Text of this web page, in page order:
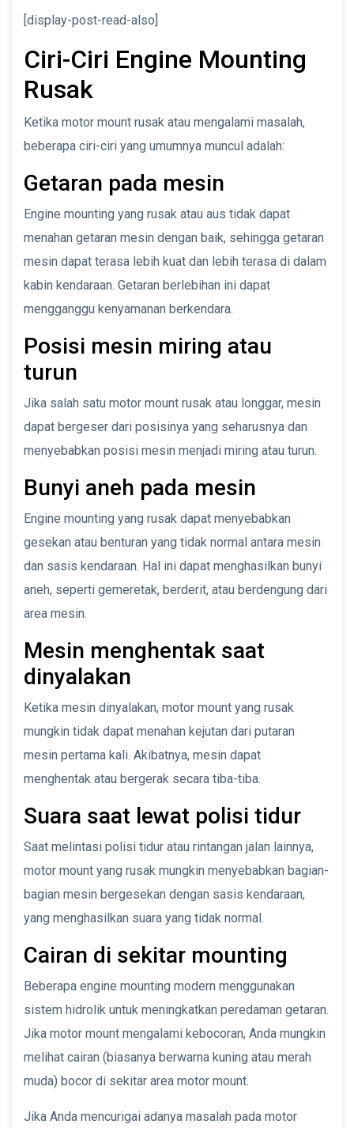
[display-post-read-also]
Ciri-Ciri Engine Mounting
Rusak
Ketika motor mount rusak atau mengalami masalah,
beberapa ciri-ciri yang umumnya muncul adalah:
Getaran pada mesin
Engine mounting yang rusak atau aus tidak dapat
menahan getaran mesin dengan baik, sehingga getaran
mesin dapat terasa lebih kuat dan lebih terasa di dalam
kabin kendaraan. Getaran berlebihan ini dapat
mengganggu kenyamanan berkendara.
Posisi mesin miring atau
turun
Jika salah satu motor mount rusak atau longgar, mesin
dapat bergeser dari posisinya yang seharusnya dan
menyebabkan posisi mesin menjadi miring atau turun.
Bunyi aneh pada mesin
Engine mounting yang rusak dapat menyebabkan
gesekan atau benturan yang tidak normal antara mesin
dan sasis kendaraan. Hal ini dapat menghasilkan bunyi
aneh, seperti gemeretak, berderit, atau berdengung dari
area mesin.
Mesin menghentak saat
dinyalakan
Ketika mesin dinyalakan, motor mount yang rusak
mungkin tidak dapat menahan kejutan dari putaran
mesin pertama kali. Akibatnya, mesin dapat
menghentak atau bergerak secara tiba-tiba.
Suara saat lewat polisi tidur
Saat melintasi polisi tidur atau rintangan jalan lainnya,
motor mount yang rusak mungkin menyebabkan bagian-
bagian mesin bergesekan dengan sasis kendaraan,
yang menghasilkan suara yang tidak normal.
Cairan di sekitar mounting
Beberapa engine mounting modern menggunakan
sistem hidrolik untuk meningkatkan peredaman getaran.
Jika motor mount mengalami kebocoran, Anda mungkin
melihat cairan (biasanya berwarna kuning atau merah
muda) bocor di sekitar area motor mount.
Jika Anda mencurigai adanya masalah pada motor